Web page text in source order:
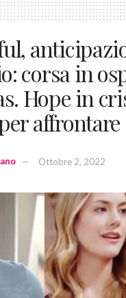
corsa in
Hope in
Ottobre 2, 2022